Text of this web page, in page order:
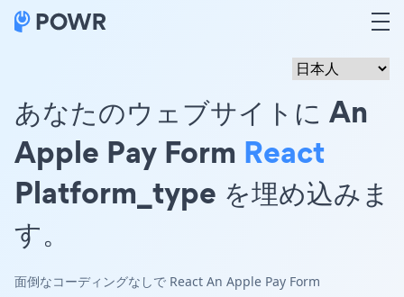
あなたのウェブサイトに An
Apple Pay Form React
Platform_type を埋め込みま
す。
面倒なコーディングなしで React An Apple Pay Form